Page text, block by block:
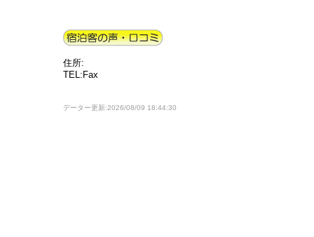
住所:
TEL:Fax
データー更新:2026/08/09 18:44:30